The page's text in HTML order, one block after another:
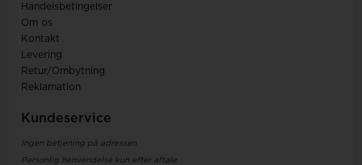
Handelsbetingelser
Om os
Kontakt
Levering
Retur/Ombytning
Reklamation
Kundeservice
Ingen betjening på adressen
Personlig henvendelse kun efter aftale